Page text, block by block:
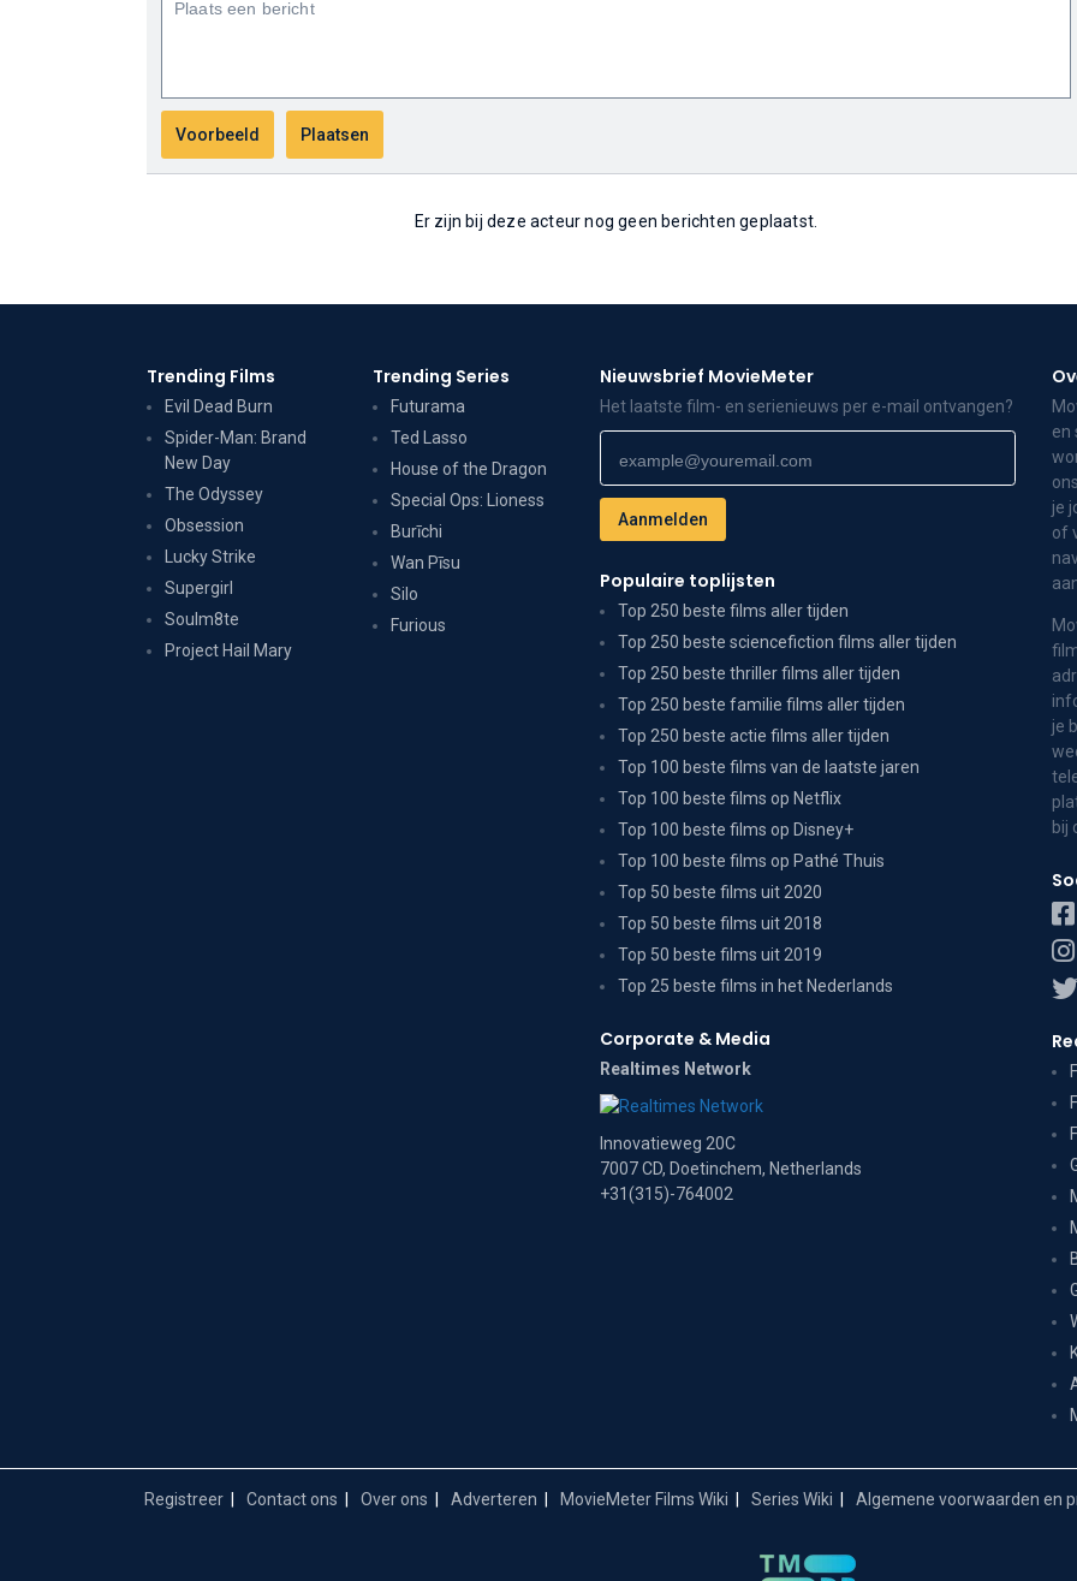
Er zijn bij deze acteur nog geen berichten geplaatst.
Trending Films
Evil Dead Burn
Spider-Man: Brand
New Day
The Odyssey
Obsession
Lucky Strike
Supergirl
Soulm8te
Project Hail Mary
Trending Series
Futurama
Ted Lasso
House of the Dragon
Special Ops: Lioness
Burīchi
Wan Pīsu
Silo
Furious
Nieuwsbrief MovieMeter
Het laatste film- en serienieuws per e-mail ontvangen?
Populaire toplijsten
Top 250 beste films aller tijden
Top 250 beste sciencefiction films aller tijden
Top 250 beste thriller films aller tijden
Top 250 beste familie films aller tijden
Top 250 beste actie films aller tijden
Top 100 beste films van de laatste jaren
Top 100 beste films op Netflix
Top 100 beste films op Disney+
Top 100 beste films op Pathé Thuis
Top 50 beste films uit 2020
Top 50 beste films uit 2018
Top 50 beste films uit 2019
Top 25 beste films in het Nederlands
Corporate & Media
Realtimes Network
Innovatieweg 20C
7007 CD, Doetinchem, Netherlands
+31(315)-764002
en
je
of
je
bij
Registreer Contact ons Over ons Adverteren MovieMeter Films Wiki Series Wiki Algemene voorwaarden en